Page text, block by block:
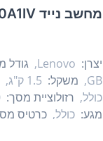
מחשב נייד Lenovo IdeaPad Flex 5 14IAU7 82R700A1IV לנובו
יצרן: Lenovo, גודל
GB,
משקל: 1.5 ק"ג,
כולל, רזולוציית מסך:
מגע: כולל, כרטיס